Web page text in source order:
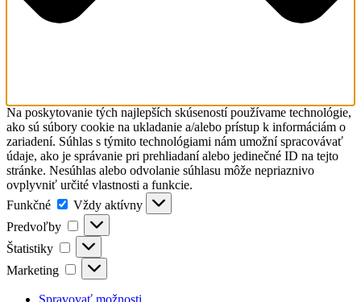
Na poskytovanie tých najlepších skúseností používame technológie,
ako sú súbory cookie na ukladanie a/alebo prístup k informáciám o
zariadení. Súhlas s týmito technológiami nám umožní spracovávať
údaje, ako je správanie pri prehliadaní alebo jedinečné ID na tejto
stránke. Nesúhlas alebo odvolanie súhlasu môže nepriaznivo
ovplyvniť určité vlastnosti a funkcie.
Funkčné
Funkčné
Vždy aktívny
Predvoľby
Predvoľby
Štatistiky Štatistiky
Marketing Marketing